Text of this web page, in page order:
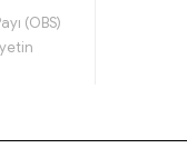
(OBS)